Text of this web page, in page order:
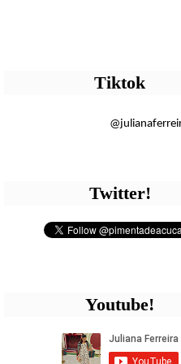
Tiktok
Twitter!
Youtube!